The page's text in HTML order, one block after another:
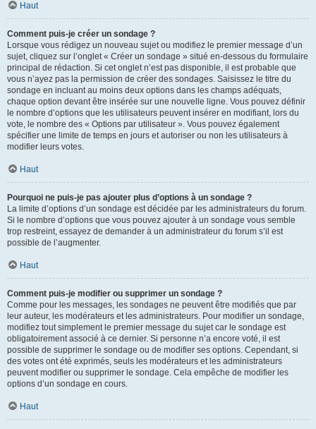
Haut
Comment puis-je créer un sondage ?
Lorsque vous rédigez un nouveau sujet ou modifiez le premier message d’un
sujet, cliquez sur l’onglet « Créer un sondage » situé en-dessous du formulaire
principal de rédaction. Si cet onglet n’est pas disponible, il est probable que
vous n’ayez pas la permission de créer des sondages. Saisissez le titre du
sondage en incluant au moins deux options dans les champs adéquats,
chaque option devant être insérée sur une nouvelle ligne. Vous pouvez définir
le nombre d’options que les utilisateurs peuvent insérer en modifiant, lors du
vote, le nombre des « Options par utilisateur ». Vous pouvez également
spécifier une limite de temps en jours et autoriser ou non les utilisateurs à
modifier leurs votes.
Haut
Pourquoi ne puis-je pas ajouter plus d’options à un sondage ?
La limite d’options d’un sondage est décidée par les administrateurs du forum.
Si le nombre d’options que vous pouvez ajouter à un sondage vous semble
trop restreint, essayez de demander à un administrateur du forum s’il est
possible de l’augmenter.
Haut
Comment puis-je modifier ou supprimer un sondage ?
Comme pour les messages, les sondages ne peuvent être modifiés que par
leur auteur, les modérateurs et les administrateurs. Pour modifier un sondage,
modifiez tout simplement le premier message du sujet car le sondage est
obligatoirement associé à ce dernier. Si personne n’a encore voté, il est
possible de supprimer le sondage ou de modifier ses options. Cependant, si
des votes ont été exprimés, seuls les modérateurs et les administrateurs
peuvent modifier ou supprimer le sondage. Cela empêche de modifier les
options d’un sondage en cours.
Haut